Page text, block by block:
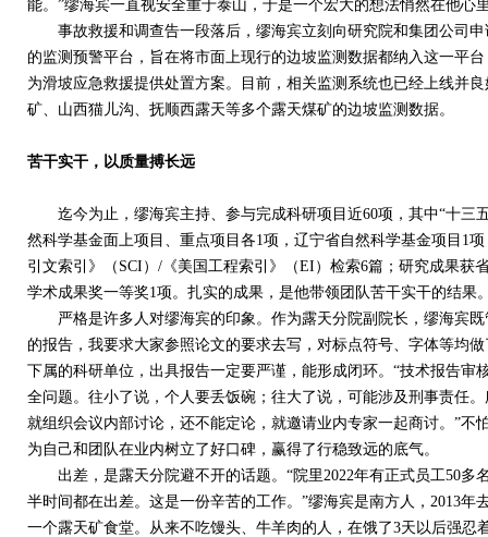
能。”缪海宾一直视安全重于泰山，于是一个宏大的想法悄然在他心
事故救援和调查告一段落后，缪海宾立刻向研究院和集团公司
的监测预警平台，旨在将市面上现行的边坡监测数据都纳入这一平
为滑坡应急救援提供处置方案。目前，相关监测系统也已经上线并
矿、山西猫儿沟、抚顺西露天等多个露天煤矿的边坡监测数据。
苦干实干，以质量搏长远
迄今为止，缪海宾主持、参与完成科研项目近60项，其中“十三
然科学基金面上项目、重点项目各1项，辽宁省自然科学基金项目 1项
引文索引》（ SCI ） / 《美国工程索引》（EI ）检索6篇；研究成果获
学术成果奖一等奖1项。扎实的成果，是他带领团队苦干实干的结果
严格是许多人对缪海宾的印象。作为露天分院副院长，缪海宾既
的报告，我要求大家参照论文的要求去写，对标点符号、字体等均
下属的科研单位，出具报告一定要严谨，能形成闭环。“技术报告审
全问题。往小了说，个人要丢饭碗；往大了说，可能涉及刑事责任
就组织会议内部讨论，还不能定论，就邀请业内专家一起商讨。”不
为自己和团队在业内树立了好口碑，赢得了行稳致远的底气。
出差，是露天分院避不开的话题。“院里2022年有正式员工50多
半时间都在出差。这是一份辛苦的工作。”缪海宾是南方人， 2013年
一个露天矿食堂。从来不吃馒头、牛羊肉的人，在饿了3天以后强忍